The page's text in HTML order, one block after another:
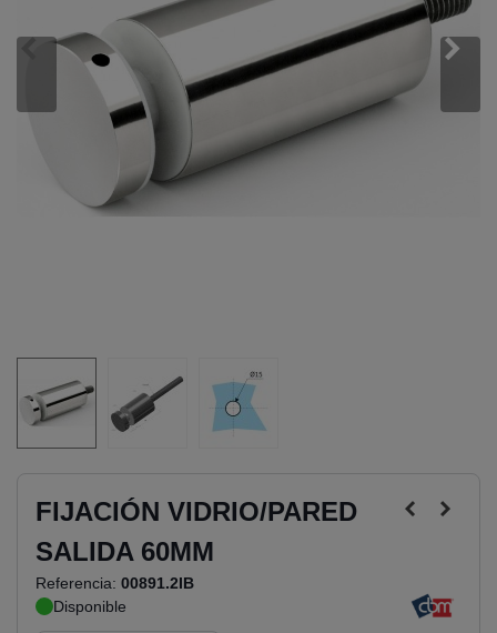
FIJACIÓN VIDRIO/PARED
SALIDA 60MM
Referencia: 00891.2IB
Disponible